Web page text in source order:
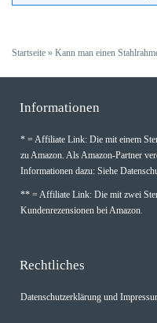
Startseite » Kann man einen
Informationen
* = Affiliate Link: Die mit einem
zu Amazon. Als Amazon-Partner
Informationen dazu: Siehe
** = Affiliate Link: Die mit zwei
Kundenrezensionen bei Amazon.
Rechtliches
Datenschutzerklärung und